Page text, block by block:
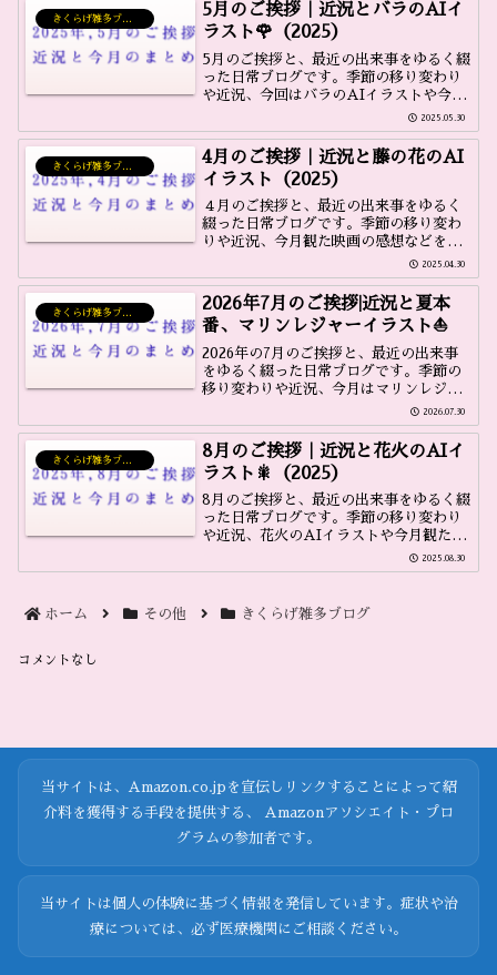
きくらげ雑多ブログ
5月のご挨拶｜近況とバラのAIイ
ラスト🌹（2025）
5月のご挨拶と、最近の出来事をゆるく綴
った日常ブログです。季節の移り変わり
や近況、今回はバラのAIイラストや今月
観た映画の感想などをまとめています。
2025.05.30
きくらげ雑多ブログ
4月のご挨拶｜近況と藤の花のAI
イラスト（2025）
４月のご挨拶と、最近の出来事をゆるく
綴った日常ブログです。季節の移り変わ
りや近況、今月観た映画の感想などをま
とめています。今月は藤の花のAIイラス
ト♪
2025.04.30
きくらげ雑多ブログ
2026年7月のご挨拶|近況と夏本
番、マリンレジャーイラスト⛵
2026年の7月のご挨拶と、最近の出来事
をゆるく綴った日常ブログです。季節の
移り変わりや近況、今月はマリンレジャ
ーをイメージしたAIイラストや今月観た
映画の感想などをまとめています。
2026.07.30
きくらげ雑多ブログ
8月のご挨拶｜近況と花火のAIイ
ラスト🎇（2025）
8月のご挨拶と、最近の出来事をゆるく綴
った日常ブログです。季節の移り変わり
や近況、花火のAIイラストや今月観た映
画の感想などをまとめています。 2025.08.30
ホーム その他 きくらげ雑多ブログ
コメントなし
当サイトは、Amazon.co.jpを宣伝しリンクすることによって紹
介料を獲得する手段を提供する、 Amazonアソシエイト・プロ
グラムの参加者です。
当サイトは個人の体験に基づく情報を発信しています。症状や治
療については、必ず医療機関にご相談ください。